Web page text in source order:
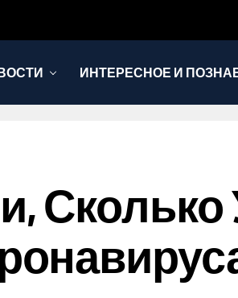
ИНТЕРЕСНОЕ И
Сколько